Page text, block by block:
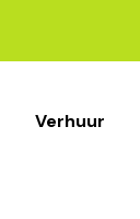
Verhuur